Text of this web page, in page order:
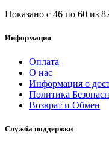
Показано с 46 по 60 из
Информация
Оплата
О нас
Информация о
Политика
Возврат и Обмен
Служба поддержки